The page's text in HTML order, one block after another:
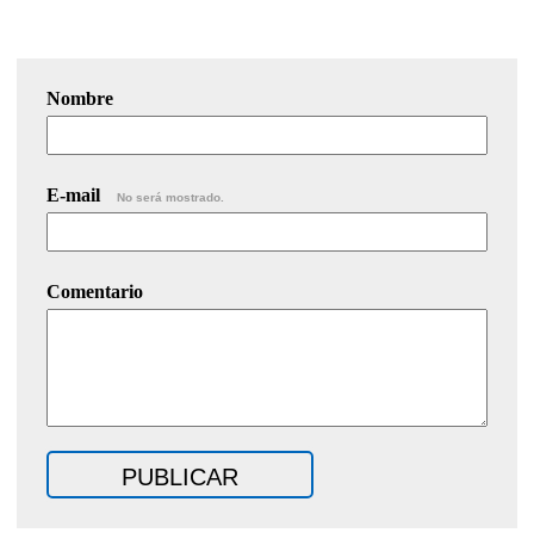
Nombre
E-mail No será mostrado.
Comentario